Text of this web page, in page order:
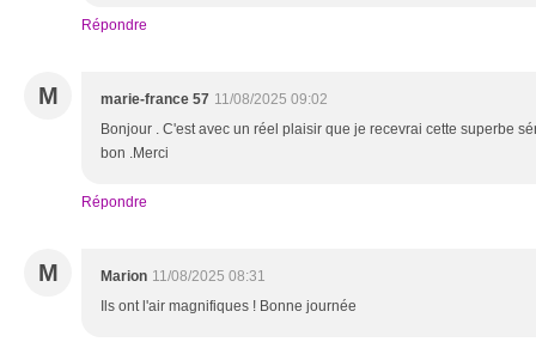
Répondre
M marie-france 57 11/08/2025 09:02
Bonjour . C'est avec un réel plaisir que je recevrai cette superbe
bon .Merci
Répondre
M Marion 11/08/2025 08:31
Ils ont l'air magnifiques ! Bonne journée